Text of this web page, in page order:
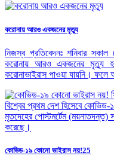
করোনায় আরও একজনের মৃত্যু
নিজস্ব প্রতিবেদনঃ শনিবার
করোনায় আরও একজনের মৃত্যু
করোনাভাইরাস পাওয়া যায়নি।
কোভিড-১৯ কোনো ভাইরাস নয়!25